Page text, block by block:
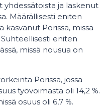
ja laskenut
Määrällisesti eniten
Porissa, missä
eniten
missä nousua on
Porissa, jossa
työvoimasta oli 14,2 %.
osuus oli 6,7 %.